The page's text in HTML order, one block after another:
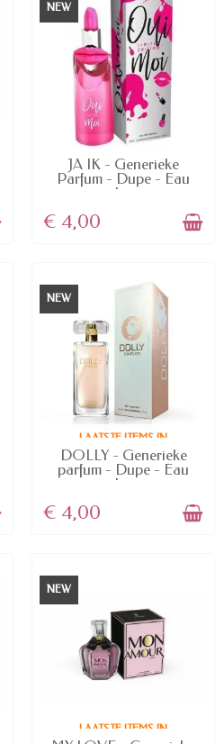
NEW
AVAILABLE
JA IK - Generieke
Parfum - Dupe - Eau
de...
€ 4,00
NEW
LAATSTE ITEMS IN
VOORRAAD
DOLLY - Generieke
parfum - Dupe - Eau
de...
€ 4,00
NEW
LAATSTE ITEMS IN